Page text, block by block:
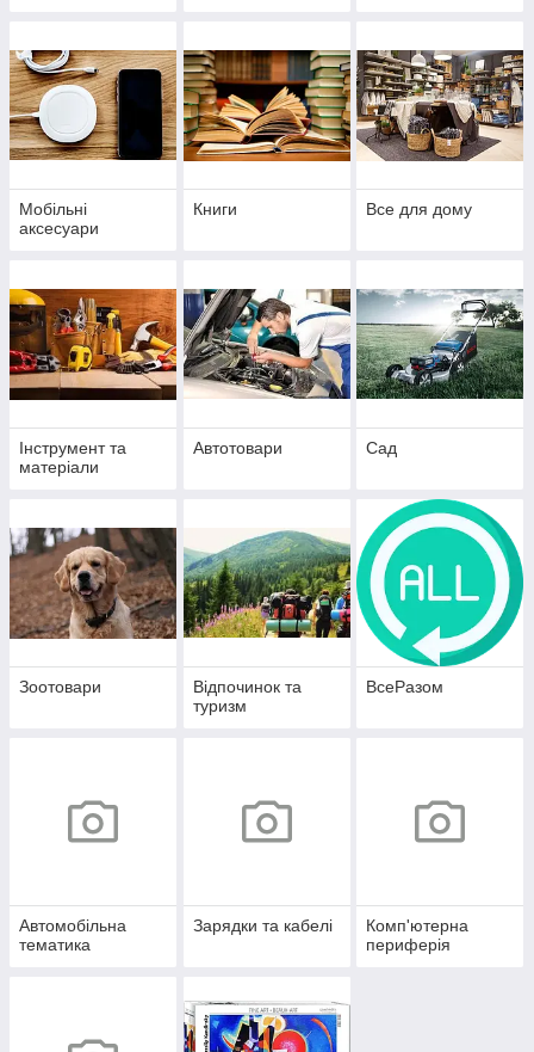
Мобільні
аксесуари
Книги Все для дому
Інструмент та
матеріали
Автотовари Сад
Зоотовари
Відпочинок та
туризм
ВсеРазом
Автомобiльна
тематика
Зарядки та кабелі
Комп'ютерна
периферія